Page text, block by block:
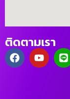
ติดตามเรา